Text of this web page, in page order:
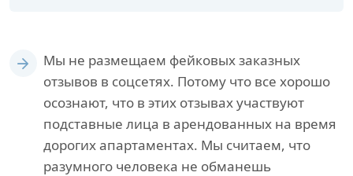
Мы не размещаем фейковых заказных
отзывов в соцсетях. Потому что все хорошо
осознают, что в этих отзывах участвуют
подставные лица в арендованных на время
дорогих апартаментах. Мы считаем, что
разумного человека не обманешь